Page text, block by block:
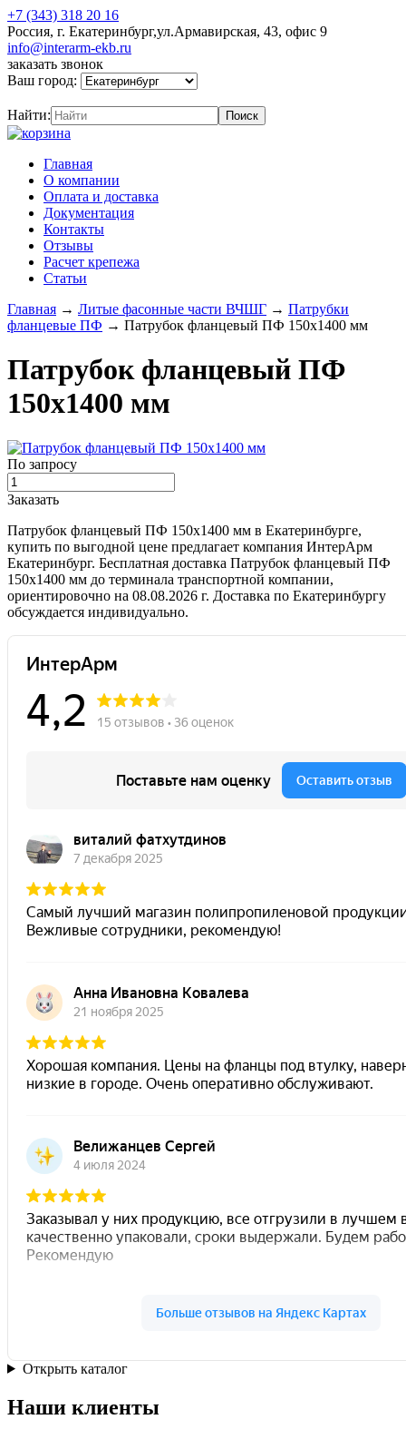
+7 (343) 318 20 16
Россия, г. Екатеринбург,ул.Армавирская, 43, офис 9
info@interarm-ekb.ru
заказать звонок
Ваш город:
Найти:
Главная
О компании
Оплата и доставка
Документация
Контакты
Отзывы
Расчет крепежа
Статьи
Главная → Литые фасонные части ВЧШГ → Патрубки
фланцевые ПФ → Патрубок фланцевый ПФ 150х1400 мм
Патрубок фланцевый ПФ
150х1400 мм
По запросу
Заказать
Патрубок фланцевый ПФ 150х1400 мм в Екатеринбурге,
купить по выгодной цене предлагает компания ИнтерАрм
Екатеринбург. Бесплатная доставка Патрубок фланцевый ПФ
150х1400 мм до терминала транспортной компании,
ориентировочно на 08.08.2026 г. Доставка по Екатеринбургу
обсуждается индивидуально.
Открыть каталог
Наши клиенты